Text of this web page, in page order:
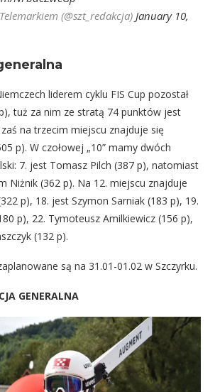
(@szt_redakcja) January 10,
liderem cyklu FIS Cup pozostał
tuż za nim ze stratą 74 punktów jest
na trzecim miejscu znajduje się
p). W czołowej „10” mamy dwóch
7. jest Tomasz Pilch (387 p), natomiast
Niżnik (362 p). Na 12. miejscu znajduje
p), 18. jest Szymon Sarniak (183 p), 19.
p), 22. Tymoteusz Amilkiewicz (156 p),
(132 p).
są na 31.01-01.02 w Szczyrku.
GENERALNA